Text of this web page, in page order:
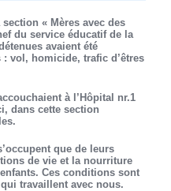
« Mères avec des
du service éducatif de la
avaient été
vol, homicide, trafic d’êtres
à l’Hôpital nr.1
dans cette section
que de leurs
de vie et la nourriture
Ces conditions sont
travaillent avec nous.